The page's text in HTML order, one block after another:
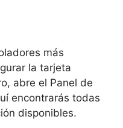
más
la tarjeta
abre el Panel de
encontrarás todas
disponibles.